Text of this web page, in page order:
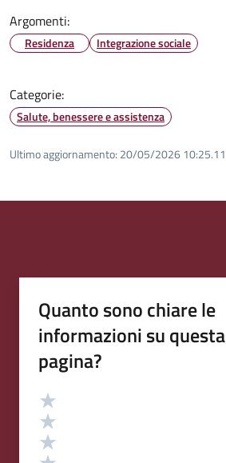
Argomenti:
Residenza Integrazione sociale
Categorie:
Salute, benessere e assistenza
Ultimo aggiornamento: 20/05/2026 10:25.11
Quanto sono chiare le
informazioni su questa
pagina?
Valutazione